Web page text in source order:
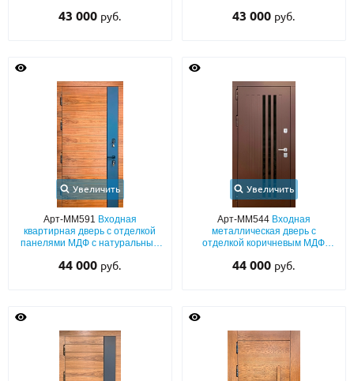
43 000 руб. 43 000 руб.
Увеличить
Арт-ММ591 Входная
квартирная дверь с отделкой
панелями МДФ с натуральным
окрашенной вставкой
44 000 руб.
Увеличить
Арт-ММ544 Входная
металлическая дверь с
отделкой коричневым МДФ
узкими вставками стекла
44 000 руб.